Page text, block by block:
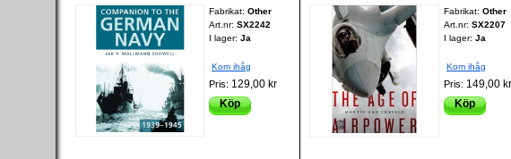
Fabrikat:Other
Art.nr:SX2242
I lager: Ja
Kom ihåg
Pris: 129,00 kr
Köp
Fabrikat: Other
Art.nr: SX2207
I lager: Ja
Kom ihåg
Pris: 149,00 kr
Köp